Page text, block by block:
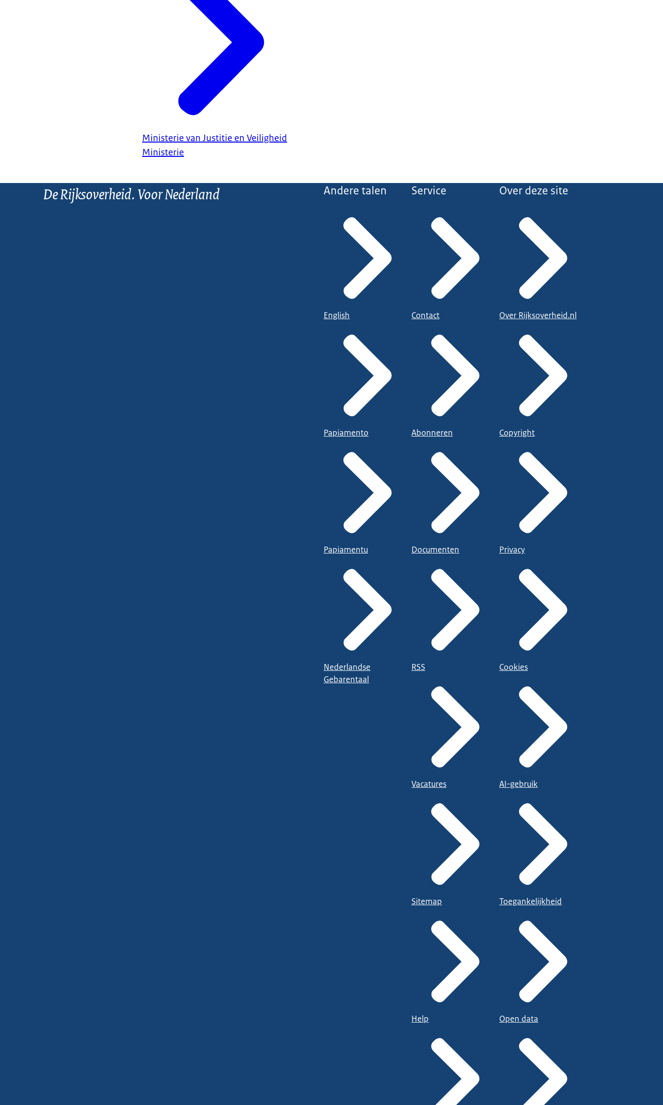
verhogen we onze weerbaarheid.
Met deze strategie zorgen we voor een weerbaar en veerkrachtig Koninkrijk. Want onze veiligheid
verdient de sterkste vorm van bescherming.
Kijk op www.rijksoverheid.nl/veiligheidsstrategie om meer te lezen (in beeld)
Ministerie van Justitie en Veiligheid
Ministerie
De Rijksoverheid. Voor Nederland Andere talen
English
Papiamento
Papiamentu
Nederlandse
Gebarentaal
Service
Contact
Abonneren
Documenten
RSS
Vacatures
Sitemap
Help
Over deze site
Over Rijksoverheid.nl
Copyright
Privacy
Cookies
AI-gebruik
Toegankelijkheid
Open data